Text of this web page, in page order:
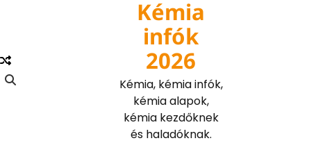
Kémia
infók
2026
Kémia, kémia infók,
kémia alapok,
kémia kezdőknek
és haladóknak.